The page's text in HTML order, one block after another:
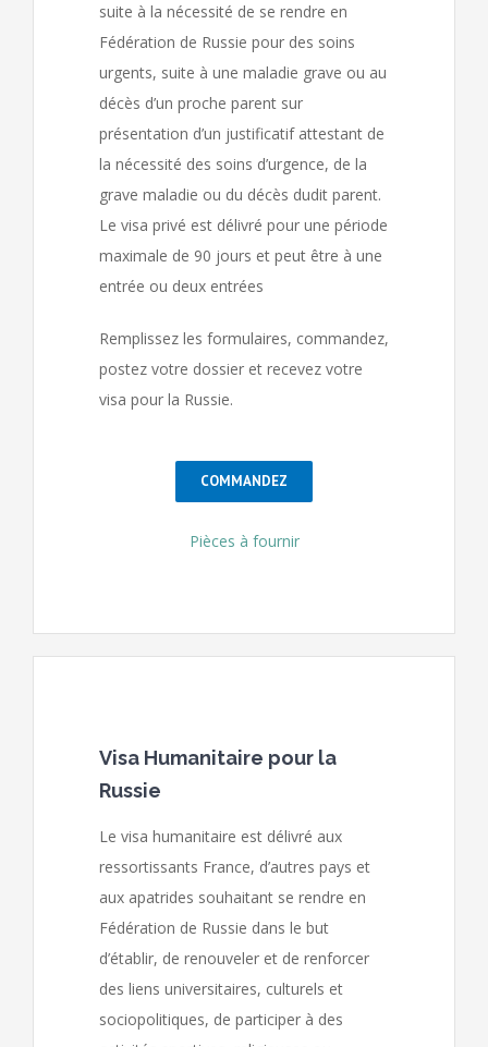
suite à la nécessité de se rendre en
Fédération de Russie pour des soins
urgents, suite à une maladie grave ou au
décès d’un proche parent sur
présentation d’un justificatif attestant de
la nécessité des soins d’urgence, de la
grave maladie ou du décès dudit parent.
Le visa privé est délivré pour une période
maximale de 90 jours et peut être à une
entrée ou deux entrées
Remplissez les formulaires, commandez,
postez votre dossier et recevez votre
visa pour la Russie.
COMMANDEZ
Pièces à fournir
Visa Humanitaire pour la
Russie
Le visa humanitaire est délivré aux
ressortissants France, d’autres pays et
aux apatrides souhaitant se rendre en
Fédération de Russie dans le but
d’établir, de renouveler et de renforcer
des liens universitaires, culturels et
sociopolitiques, de participer à des